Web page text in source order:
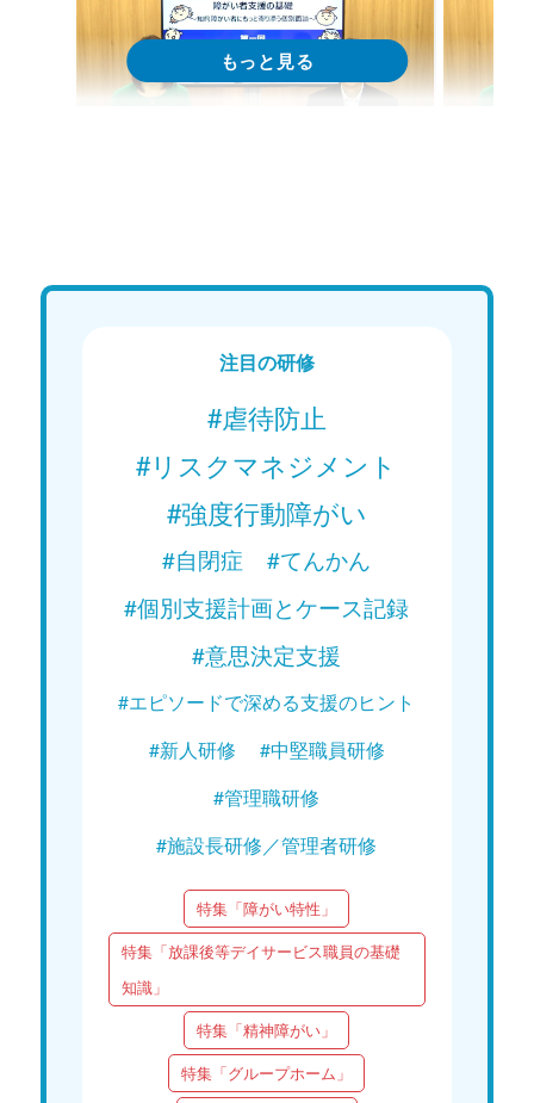
Web講義を視聴する
注目の研修
#虐待防止
#リスクマネジメント
#強度行動障がい
#自閉症
#てんかん
#個別支援計画とケース記録
#意思決定支援
#エピソードで深める支援のヒント
#新人研修
#中堅職員研修
#管理職研修
#施設長研修／管理者研修
特集「障がい特性」
特集「放課後等デイサービス職員の基礎
知識」
特集「精神障がい」
特集「グループホーム」